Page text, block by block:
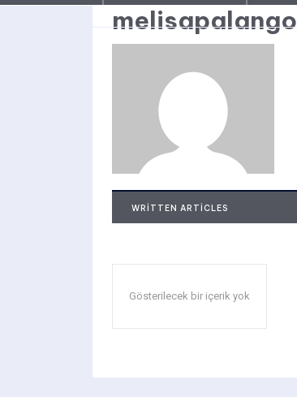
melisapalango
WRITTEN ARTICLES
Gösterilecek bir içerik yok